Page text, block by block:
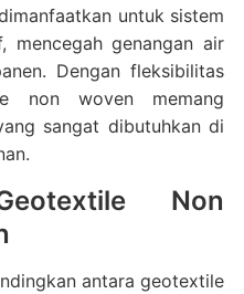
untuk sistem
mencegah genangan air
Dengan fleksibilitas
non woven memang
sangat dibutuhkan di
Non
antara geotextile